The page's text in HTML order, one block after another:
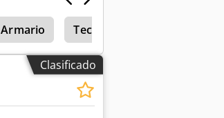
Armario Tecalemit Aceite Gabinete
Clasificado